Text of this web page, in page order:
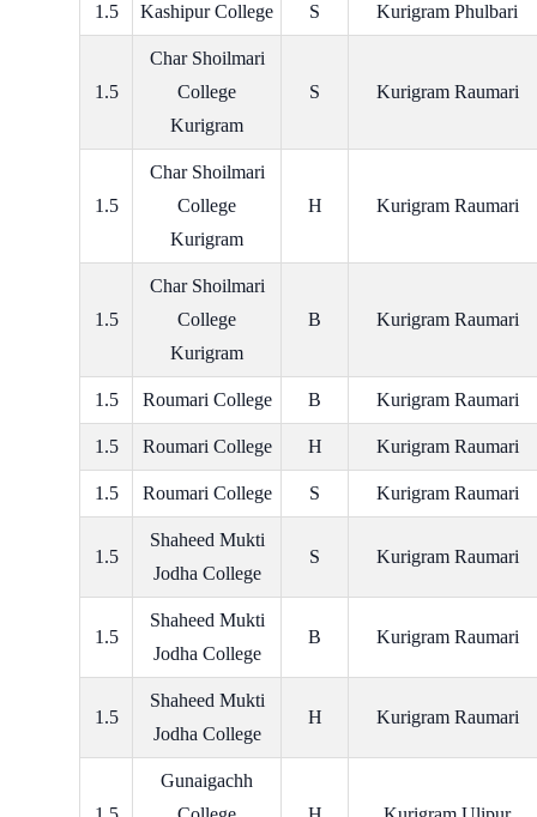
1.5 Kashipur College S Kurigram Phulbari
1.5
Char Shoilmari
College
Kurigram
S Kurigram Raumari
1.5
Char Shoilmari
College
Kurigram
H Kurigram Raumari
1.5
Char Shoilmari
College
Kurigram
B Kurigram Raumari
1.5 Roumari College B Kurigram Raumari
1.5 Roumari College H Kurigram Raumari
1.5 Roumari College S Kurigram Raumari
1.5
Shaheed Mukti
Jodha College
S Kurigram Raumari
1.5
Shaheed Mukti
Jodha College
B Kurigram Raumari
1.5
Shaheed Mukti
Jodha College
H Kurigram Raumari
Gunaigachh